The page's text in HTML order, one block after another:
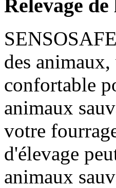
Relevage
des
confortable
animaux
votre
d'élevage
animaux